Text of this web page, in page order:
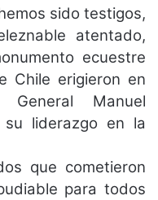
sido testigos,
atentado,
ecuestre
Chile erigieron en
Manuel
su liderazgo en la
que cometieron
para todos